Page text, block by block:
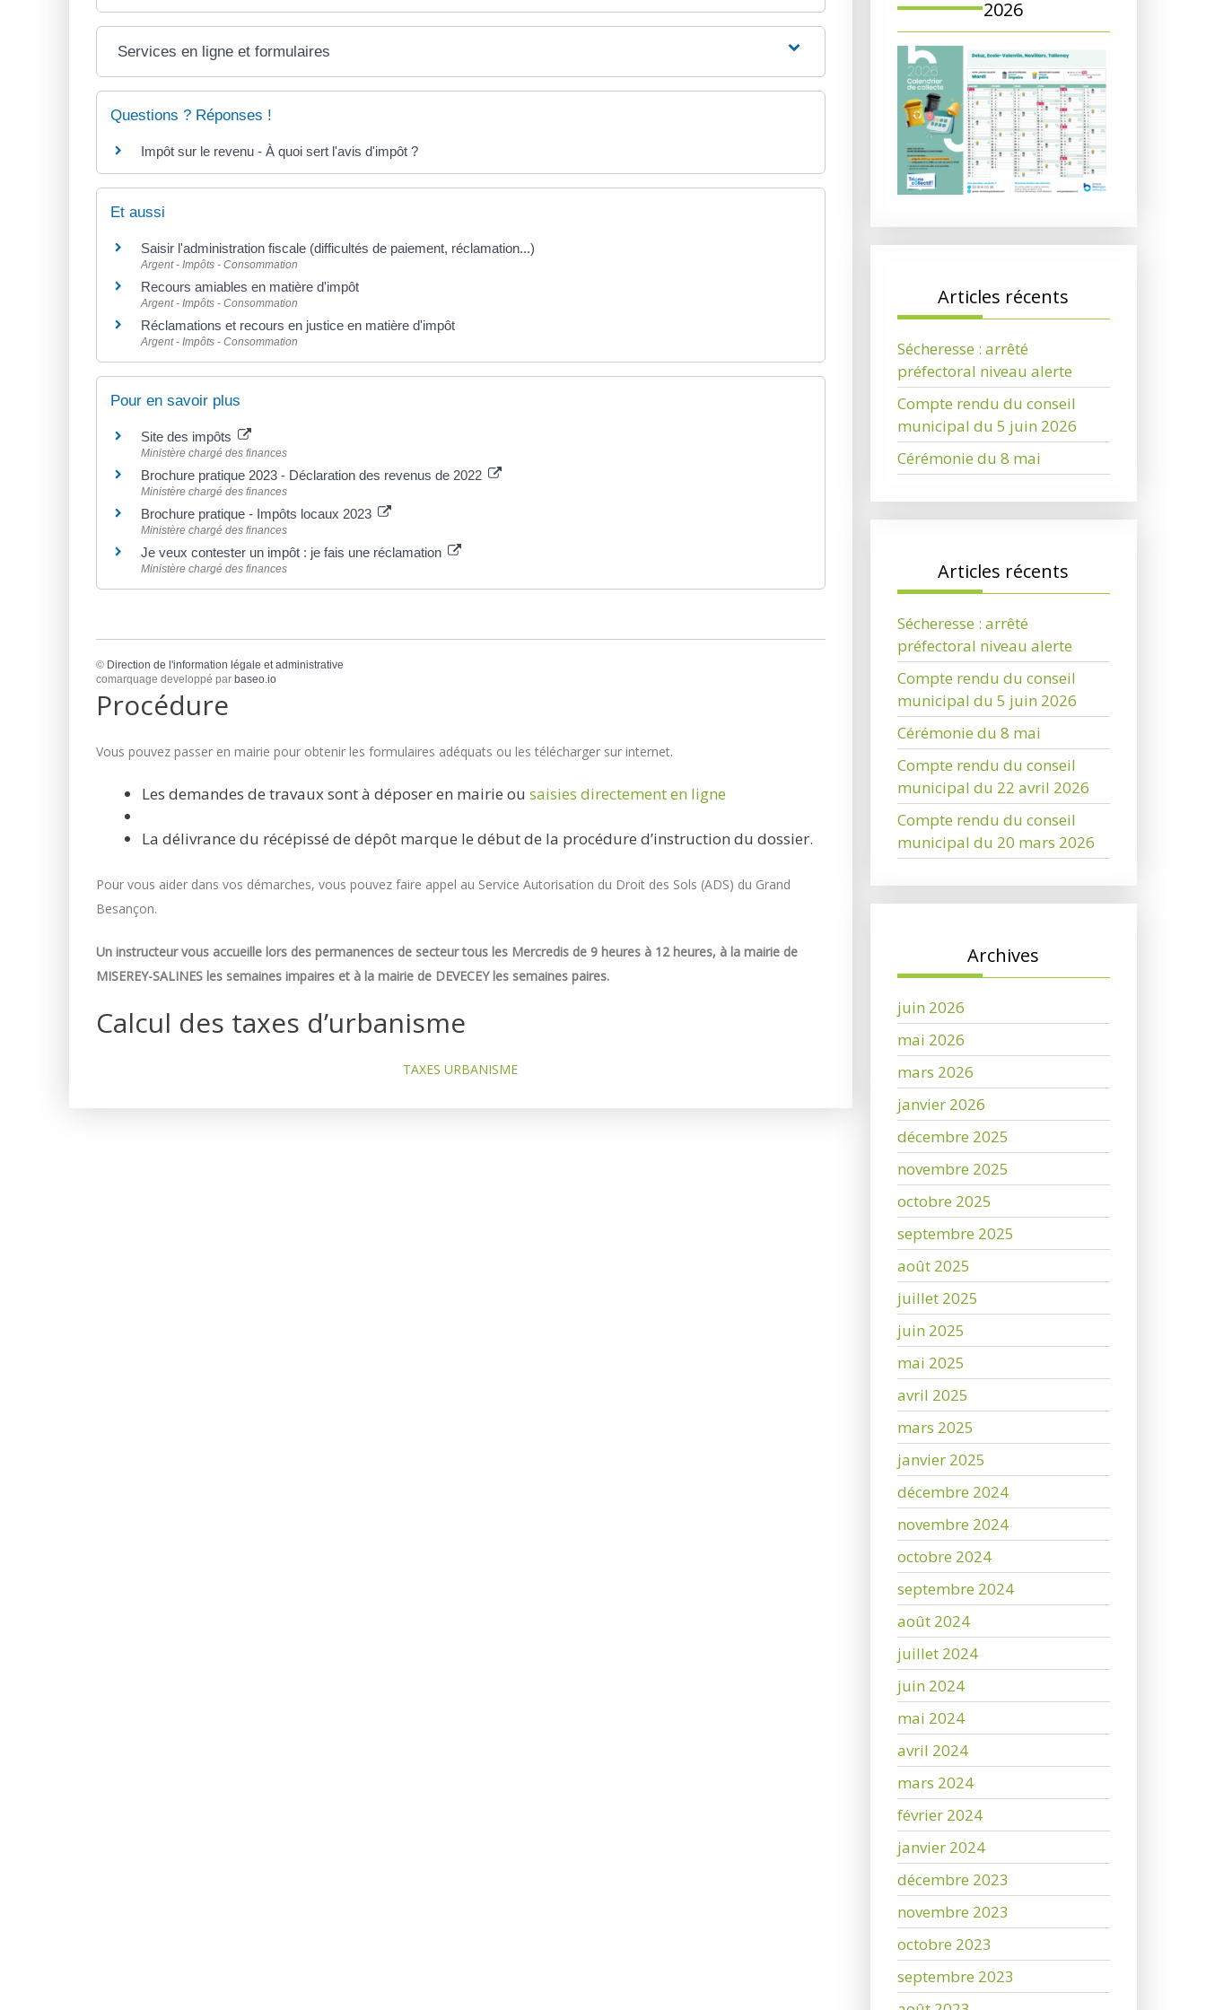
Services en ligne et formulaires
Questions ? Réponses !
Impôt sur le revenu - À quoi sert l'avis d'impôt ?
Et aussi
Saisir l'administration fiscale (difficultés de paiement, réclamation...)
Argent - Impôts - Consommation
Recours amiables en matière d'impôt
Argent - Impôts - Consommation
Réclamations et recours en justice en matière d'impôt
Argent - Impôts - Consommation
Pour en savoir plus
Site des impôts
Ministère chargé des finances
Brochure pratique 2023 - Déclaration des revenus de 2022
Ministère chargé des finances
Brochure pratique - Impôts locaux 2023
Ministère chargé des finances
Je veux contester un impôt : je fais une réclamation
Ministère chargé des finances
© Direction de l'information légale et administrative
comarquage developpé par baseo.io
Procédure
Vous pouvez passer en mairie pour obtenir les formulaires adéquats ou les télécharger sur internet.
Les demandes de travaux sont à déposer en mairie ou saisies directement en ligne
La délivrance du récépissé de dépôt marque le début de la procédure d’instruction du dossier.
Pour vous aider dans vos démarches, vous pouvez faire appel au Service Autorisation du Droit des Sols (ADS) du Grand
Besançon.
Un instructeur vous accueille lors des permanences de secteur tous les Mercredis de 9 heures à 12 heures, à la mairie de
MISEREY-SALINES les semaines impaires et à la mairie de DEVECEY les semaines paires.
Calcul des taxes d’urbanisme
TAXES URBANISME
2026
Articles récents
Sécheresse : arrêté
préfectoral niveau alerte
Compte rendu du conseil
municipal du 5 juin 2026
Cérémonie du 8 mai
Articles récents
Sécheresse : arrêté
préfectoral niveau alerte
Compte rendu du conseil
municipal du 5 juin 2026
Cérémonie du 8 mai
Compte rendu du conseil
municipal du 22 avril 2026
Compte rendu du conseil
municipal du 20 mars 2026
Archives
juin 2026
mai 2026
mars 2026
janvier 2026
décembre 2025
novembre 2025
octobre 2025
septembre 2025
août 2025
juillet 2025
juin 2025
mai 2025
avril 2025
mars 2025
janvier 2025
décembre 2024
novembre 2024
octobre 2024
septembre 2024
août 2024
juillet 2024
juin 2024
mai 2024
avril 2024
mars 2024
février 2024
janvier 2024
décembre 2023
novembre 2023
octobre 2023
septembre 2023